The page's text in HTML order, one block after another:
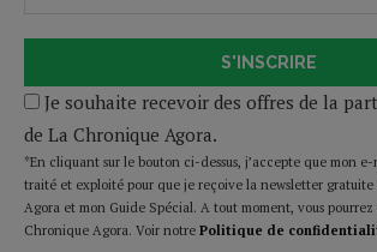
S'INSCRIRE
Je souhaite recevoir des offres de la
de La Chronique Agora.
*En cliquant sur le bouton ci-dessus, j’accepte que mon e-
traité et exploité pour que je reçoive la newsletter
Agora et mon Guide Spécial. A tout moment, vous pourrez
Chronique Agora. Voir notre Politique de